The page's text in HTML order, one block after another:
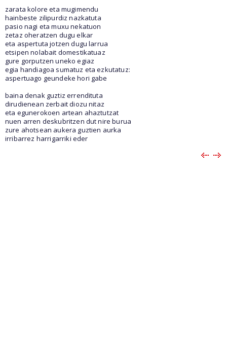
zarata kolore eta mugimendu
hainbeste zilipurdiz nazkatuta
pasio nagi eta muxu nekatuon
zetaz oheratzen dugu elkar
eta aspertuta jotzen dugu larrua
etsipen nolabait domestikatuaz
gure gorputzen uneko egiaz
egia handiagoa sumatuz eta ezkutatuz:
aspertuago geundeke hori gabe
baina denak guztiz errendituta
dirudienean zerbait diozu nitaz
eta egunerokoen artean ahaztutzat
nuen arren deskubritzen dut nire burua
zure ahotsean aukera guztien aurka
irribarrez harrigarriki eder